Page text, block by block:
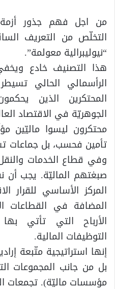
من اجل فهم جذور أزمة
التخلّص من التعريف
“نيوليبرالية معولمة”.
هذا التصنيف خادع
الرأسمالي الحالي
المحتكرين الذين
الجوهريّة في الاقتصاد
محتكرون ليسوا ماليّين
تأمين فحسب، بل جماعات
وفي قطاع الخدمات
صبغتهم الماليّة. يجب
المركز الأساسي للقرار
المضافة في القطاعات
الأرباح التي تأتي
التوظيفات المالية.
إنها استراتيجية متّبعة
بل من جانب المجموعات
مؤسسات ماليّة). تجمعات